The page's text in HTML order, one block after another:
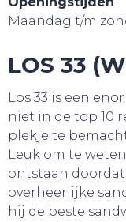
Maandag t/m
LOS 33
Los 33 is een
niet in de top 10
plekje te
Leuk om te
ontstaan doordat
overheerlijke
hij de beste